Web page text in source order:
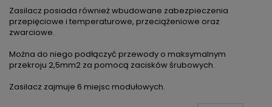
Zasilacz posiada również wbudowane zabezpieczenia
przepięciowe i temperaturowe, przeciążeniowe oraz
zwarciowe.
Można do niego podłączyć przewody o maksymalnym
przekroju 2,5mm2 za pomocą zacisków śrubowych.
Zasilacz zajmuje 6 miejsc modułowych.